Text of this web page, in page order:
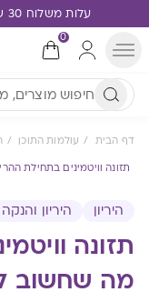
עלות משלוח 30 ש"ח | משלוח חינם ברכישה מעל 249 ₪
0
דף הבית עולמות התוכן
תזונה וויטמינים בתחילת
היריון היריון והנקה
תזונה
מה שחשוב